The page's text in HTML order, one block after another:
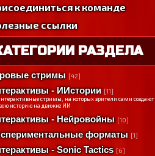
к команде
ссылки
РАЗДЕЛА
стримы [42]
- ИИстории [11]
стримы, на которых зрители сами создают
историю на движке ИИ
- Нейровойны [10]
форматы [1]
- Sonic Tactics [6]